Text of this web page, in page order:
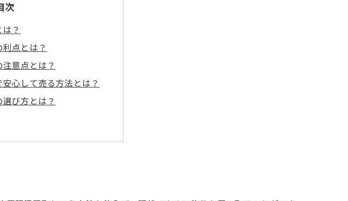
次
は？
点とは？
意点とは？
心して売る方法とは？
び方とは？